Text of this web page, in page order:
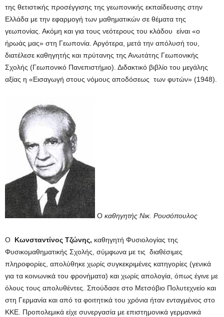
της θετιστικής προσέγγισης της γεωπονικής εκπαίδευσης στην
Ελλάδα με την εφαρμογή των μαθηματικών σε θέματα της
γεωπονίας. Ακόμη και για τους νεότερους του κλάδου είναι «ο
ήρωάς μας» στη Γεωπονία. Αργότερα, μετά την απόλυσή του,
διατέλεσε καθηγητής και πρύτανης της Ανωτάτης Γεωπονικής
Σχολής (Γεωπονικό Πανεπιστήμιο). Διδακτικό βιβλίο του μεγάλης
αξίας η «Εισαγωγή στους νόμους αποδόσεως των φυτών» (1948).
Ο καθηγητής Νικ. Ρουσόπουλος
Ο Κωνσταντίνος Τζώνης, καθηγητή Φυσιολογίας της
Φυσικομαθηματικής Σχολής, σύμφωνα με τις διαθέσιμες
πληροφορίες, απολύθηκε χωρίς συγκεκριμένες κατηγορίες (γενικά
για τα κοινωνικά του φρονήματα) και χωρίς απολογία, όπως έγινε με
όλους τους απολυθέντες. Σπούδασε στο Μετσόβιο Πολυτεχνείο και
στη Γερμανία και από τα φοιτητικά του χρόνια ήταν ενταγμένος στο
ΚΚΕ. Προπολεμικά είχε συνεργασία με επιστημονικά γερμανικά